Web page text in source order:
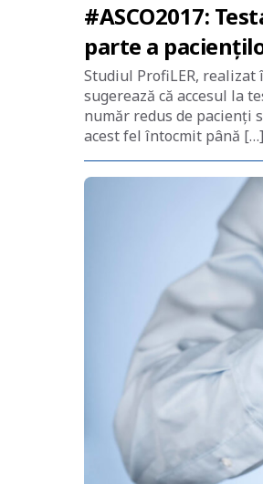
#ASCO2017:
parte a
Studiul ProfiLER, realizat
sugerează că accesul la
număr redus de pacienți
acest fel întocmit până […]